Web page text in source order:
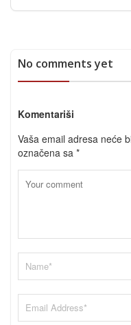
No comments yet
Komentariši
Vaša email adresa neće
označena sa *